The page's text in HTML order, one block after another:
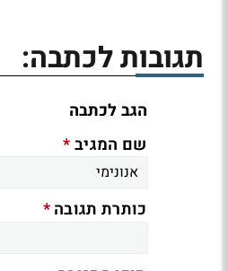
תגובות לכתבה:
הגב לכתבה
שם המגיב*
כותרת תגובה*